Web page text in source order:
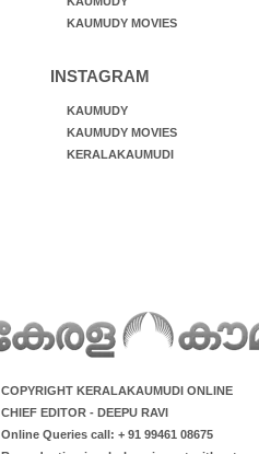
KAUMUDY MOVIES
INSTAGRAM
KAUMUDY
KAUMUDY MOVIES
KERALAKAUMUDI
COPYRIGHT KERALAKAUMUDI ONLINE
CHIEF EDITOR - DEEPU RAVI
Online Queries call: + 91 99461 08675